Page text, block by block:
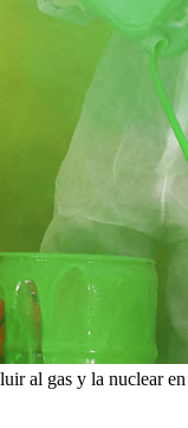
al gas y la nuclear